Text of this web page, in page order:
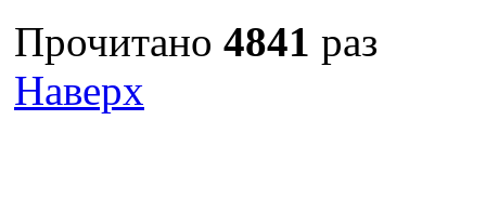
Прочитано 4841 раз
Наверх